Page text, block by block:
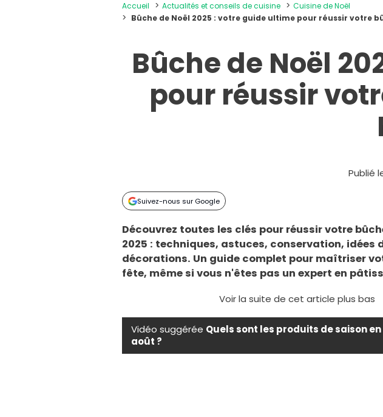
Accueil Actualités et conseils de cuisine
Cuisine de Noël
Bûche de Noël 2025 : votre guide ultime pour réussir votre
Bûche de Noël
pour réussir
Publié
Suivez-nous sur Google
Découvrez toutes les clés pour réussir votre
2025 : techniques, astuces, conservation, idées
décorations. Un guide complet pour maîtriser
fête, même si vous n'êtes pas un expert en
Voir la suite de cet article plus bas
Vidéo suggérée Quels sont les produits de saison en
août ?